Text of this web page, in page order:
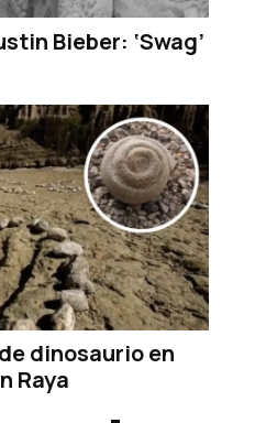
Bieber: ‘Swag’
dinosaurio en
Raya